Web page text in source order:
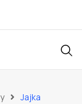
Jajka